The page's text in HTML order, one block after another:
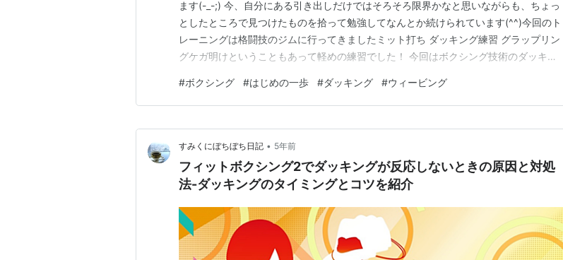
ます(-_-;) 今、自分にある引き出しだけではそろそろ限界かなと思いながらも、ちょっ
としたところで見つけたものを拾って勉強してなんとか続けられています(^^)今回のト
レーニングは格闘技のジムに行ってきましたミット打ち ダッキング練習 グラップリン
グケガ明けということもあって軽めの練習でした！ 今回はボクシング技術のダッキン
います♪ ダッキングとは顔面へのストレートやフックなどのパンチを避ける技術です！
頭を下げるように、膝を使いつつ上…
#ボクシング #はじめの一歩 #ダッキング #ウィービング
すみくにぼちぼち日記 • 5年前
フィットボクシング2でダッキングが反応しないときの原因と対処
法-ダッキングのタイミングとコツを紹介